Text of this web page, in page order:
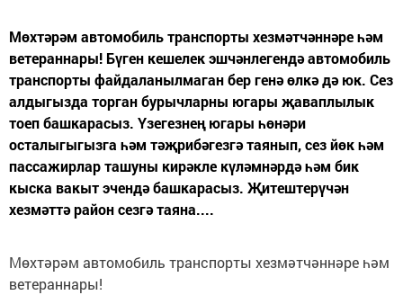
Мөхтәрәм автомобиль транспорты хезмәтчәннәре һәм
ветераннары! Бүген кешелек эшчәнлегендә автомобиль
транспорты файдаланылмаган бер генә өлкә дә юк. Сез
алдыгызда торган бурычларны югары җаваплылык
тоеп башкарасыз. Үзегезнең югары һөнәри
осталыгыгызга һәм тәҗрибәгезгә таянып, сез йөк һәм
пассажирлар ташуны кирәкле күләмнәрдә һәм бик
кыска вакыт эчендә башкарасыз. Җитештерүчән
хезмәттә район сезгә таяна....
Мөхтәрәм автомобиль транспорты хезмәтчәннәре һәм
ветераннары!